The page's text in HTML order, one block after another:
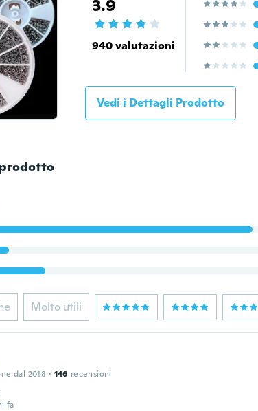
3.9
940 valutazioni
Vedi i Dettagli Prodotto
prodotto
Molto utili
dal 2018 · 146 recensioni
fa